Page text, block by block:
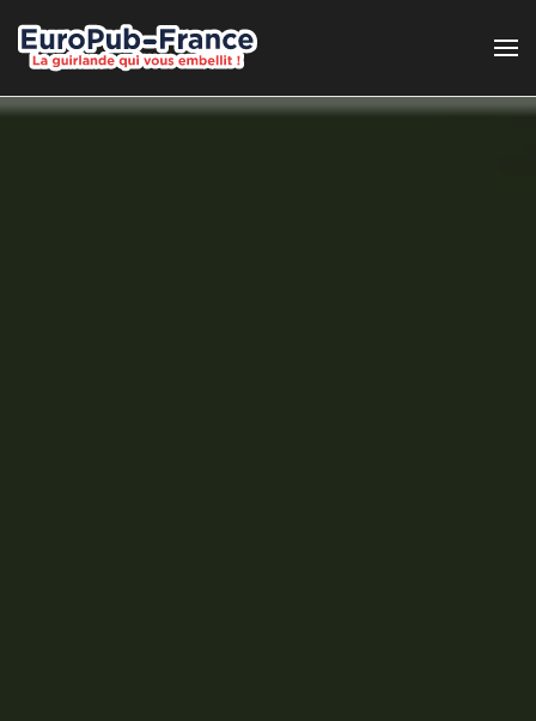
Passer au contenu principal